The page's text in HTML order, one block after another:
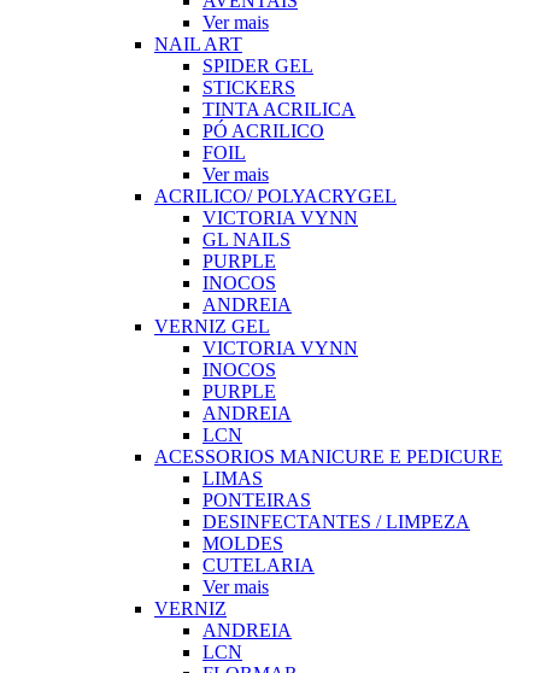
Ver mais
NAIL ART
SPIDER GEL
STICKERS
TINTA ACRILICA
PÓ ACRILICO
FOIL
Ver mais
ACRILICO/ POLYACRYGEL
VICTORIA VYNN
GL NAILS
PURPLE
INOCOS
ANDREIA
VERNIZ GEL
VICTORIA VYNN
INOCOS
PURPLE
ANDREIA
LCN
ACESSORIOS MANICURE E PEDICURE
LIMAS
PONTEIRAS
DESINFECTANTES / LIMPEZA
MOLDES
CUTELARIA
Ver mais
VERNIZ
ANDREIA
LCN